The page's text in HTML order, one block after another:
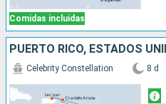
Comidas incluidas
Celebrity Constellation 8 d